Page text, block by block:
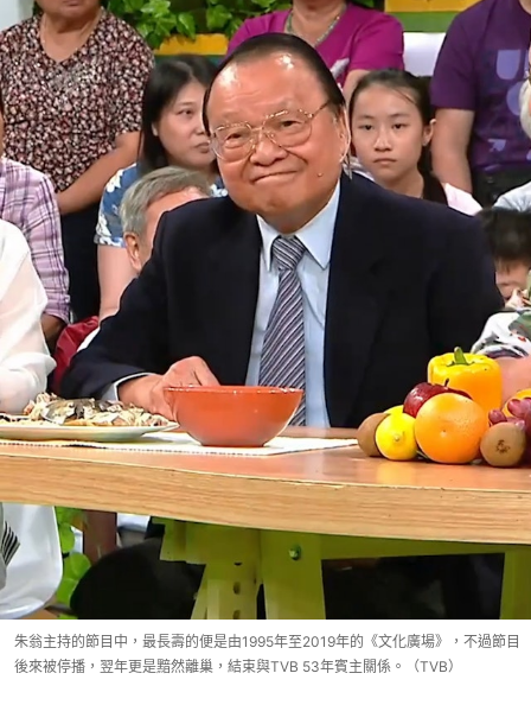
朱翁主持的節目中，最長壽的便是由1995年至2019年的《文化廣場》，不過節目
後來被停播，翌年更是黯然離巢，結束與TVB 53年賓主關係。（TVB）